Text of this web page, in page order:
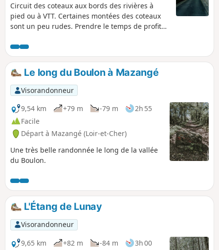
Circuit des coteaux aux bords des rivières à
pied ou à VTT. Certaines montées des coteaux
sont un peu rudes. Prendre le temps de profiter
Le long du Boulon à Mazangé
Visorandonneur
9,54 km
+79 m -79 m
2h 55
Facile
Départ à Mazangé (Loir-et-Cher)
Une très belle randonnée le long de la vallée
du Boulon.
L'Étang de Lunay
Visorandonneur
9,65 km
+82 m -84 m
3h 00